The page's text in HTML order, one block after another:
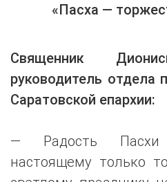
«Пасха —
Священник
руководитель
Саратовской епархии:
— Радость
настоящему только